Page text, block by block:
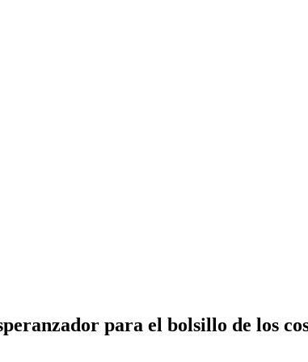
para el bolsillo de los